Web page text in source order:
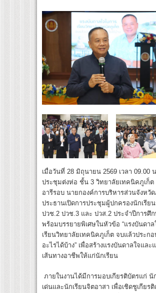
เมื่อวันที่ 28 มิถุนายน 2569 เวลา 09.00
ประชุมต่งห่อ ชั้น 3 วิทยาลัยเทคนิคภูเก็ต
อารีรอบ นายกองค์การบริหารส่วนจังหวัด
ประธานเปิดการประชุมผู้ปกครองนักเรีย
ปวช.2 ปวช.3 และ ปวส.2 ประจำปีการศึก
พร้อมบรรยายพิเศษในหัวข้อ “แรงบันดาล
เรียนวิทยาลัยเทคนิคภูเก็ต จบแล้วประก
อะไรได้บ้าง” เพื่อสร้างแรงบันดาลใจและ
เส้นทางอาชีพให้แก่นักเรียน
ภายในงานได้มีการมอบเกียรติบัตรแก่ นั
เด่นและนักเรียนจิตอาสา เพื่อเชิดชูเกียรติ